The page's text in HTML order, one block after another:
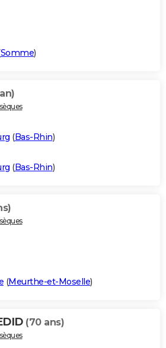
Somme)
(Bas-Rhin)
(Bas-Rhin)
(Meurthe-et-Moselle)
(70 ans)